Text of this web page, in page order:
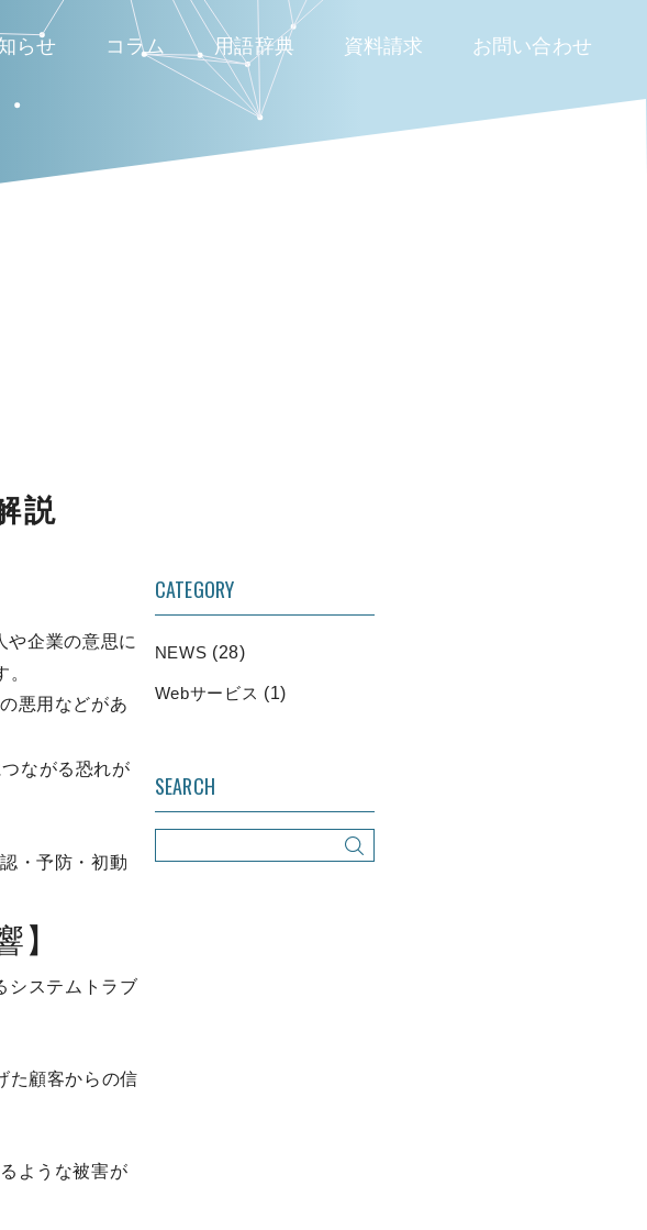
らせ コラム 用語辞典 資料請求 お問い合わせ
説
や企業の意思に
悪用などがあ
つながる恐れが
・予防・初動
】
システムトラブ
た顧客からの信
ような被害が
CATEGORY
NEWS (28)
Webサービス (1)
SEARCH